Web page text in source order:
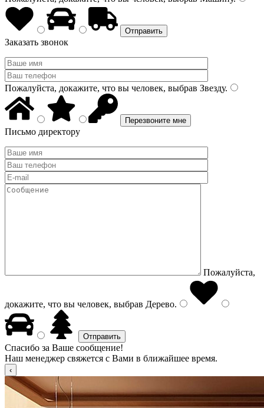
Заказать звонок
Пожалуйста, докажите, что вы человек, выбрав Звезду.
Письмо директору
Пожалуйста,
докажите, что вы человек, выбрав Дерево.
Спасибо за Ваше сообщение!
Наш менеджер свяжется с Вами в ближайшее время.